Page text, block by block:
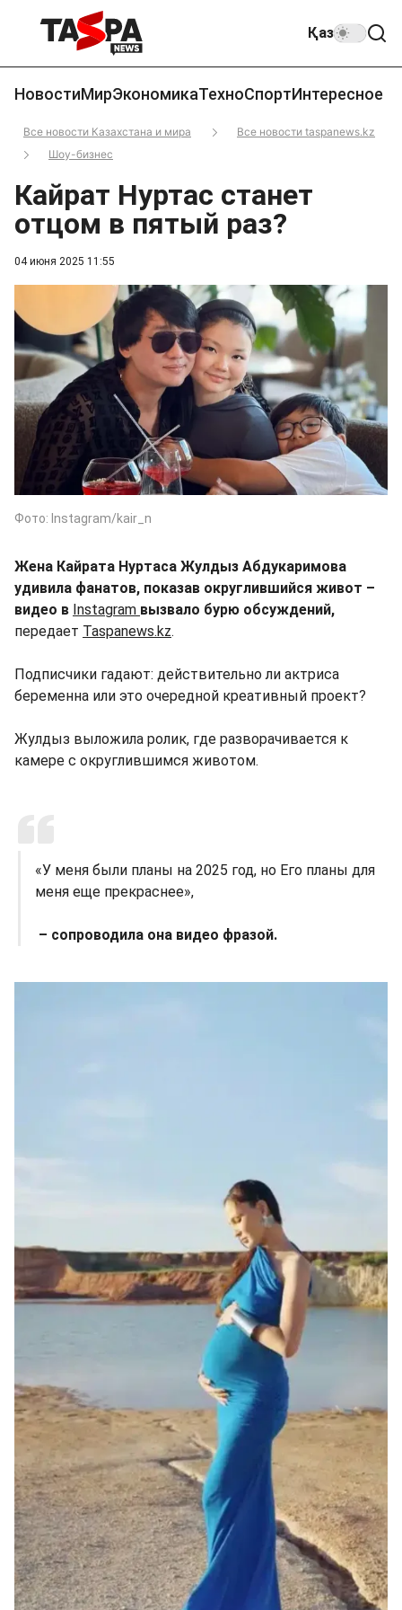
Қаз
НовостиМирЭкономикаТехноСпортИнтересное
Все новости Казахстана и мира
Все новости taspanews.kz
Шоу-бизнес
04 июня 2025 11:55
Кайрат Нуртас станет
отцом в пятый раз?
Фото: Instagram/kair_n
Жена Кайрата Нуртаса Жулдыз Абдукаримова
удивила фанатов, показав округлившийся живот –
видео в Instagram вызвало бурю обсуждений,
передает Taspanews.kz.
Подписчики гадают: действительно ли актриса
беременна или это очередной креативный проект?
Жулдыз выложила ролик, где разворачивается к
камере с округлившимся животом.
«У меня были планы на 2025 год, но Его планы для
меня еще прекраснее»,
– сопроводила она видео фразой.